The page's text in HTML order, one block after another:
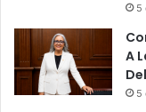
5
A
5